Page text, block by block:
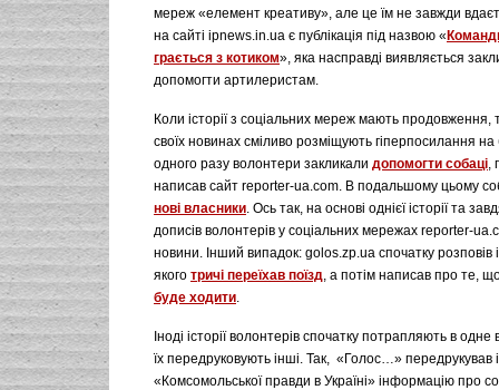
мереж «елемент креативу», але це їм не завжди
на сайті ipnews.in.ua є публікація під назвою «
грається з котиком», яка насправді виявляється
допомогти артилеристам.
Коли історії з соціальних мереж мають продовження,
своїх новинах сміливо розміщують гіперпосилання на
одного разу волонтери закликали допомогти собаці,
написав сайт reporter-ua.com. В подальшому цьому
нові власники. Ось так, на основі однієї історії та
дописів волонтерів у соціальних мережах reporter-
новини. Інший випадок: golos.zp.ua спочатку розповів
якого тричі переїхав поїзд, а потім написав про те,
буде ходити.
Іноді історії волонтерів спочатку потрапляють в
їх передруковують інші. Так, «Голос…» передрукував
«Комсомольської правди в Україні» інформацію про